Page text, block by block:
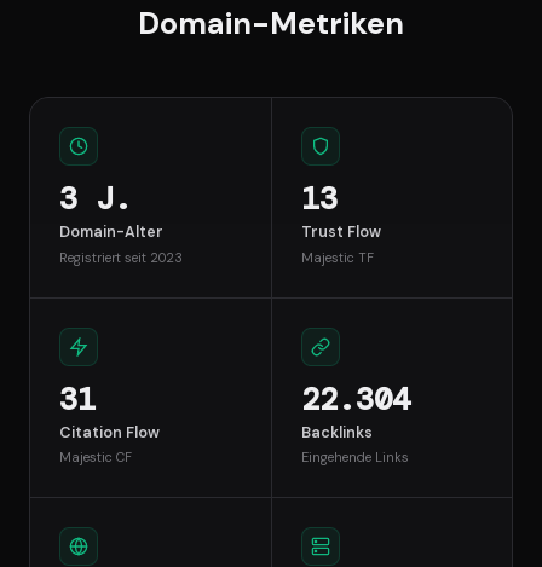
Domain-Metriken
3 J.
Domain-Alter
Registriert seit 2023
13
Trust Flow
Majestic TF
31
Citation Flow
Majestic CF
22.304
Backlinks
Eingehende Links